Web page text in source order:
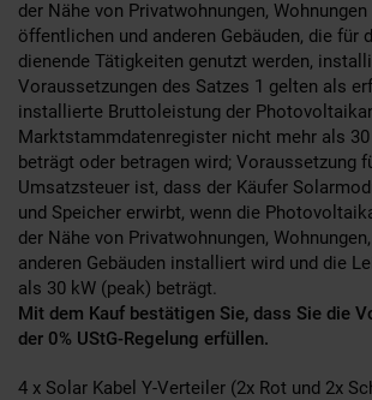
der Nähe von Privatwohnungen,
öffentlichen und anderen Gebäuden, die für
dienende Tätigkeiten genutzt werden,
Voraussetzungen des Satzes 1 gelten als
installierte Bruttoleistung der
Marktstammdatenregister nicht mehr als
beträgt oder betragen wird; Voraussetzung
Umsatzsteuer ist, dass der Käufer
und Speicher erwirbt, wenn die
der Nähe von Privatwohnungen,
anderen Gebäuden installiert wird und die
als 30 kW (peak) beträgt.
Mit dem Kauf bestätigen Sie, dass Sie die
der 0% UStG-Regelung erfüllen.
4 x Solar Kabel Y-Verteiler (2x Rot und 2x